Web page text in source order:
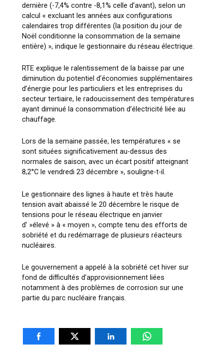
dernière (-7,4% contre -8,1% celle d’avant), selon un
calcul « excluant les années aux configurations
calendaires trop différentes (la position du jour de
Noël conditionne la consommation de la semaine
entière) », indique le gestionnaire du réseau électrique.
RTE explique le ralentissement de la baisse par une
diminution du potentiel d’économies supplémentaires
d’énergie pour les particuliers et les entreprises du
secteur tertiaire, le radoucissement des températures
ayant diminué la consommation d’électricité liée au
chauffage.
Lors de la semaine passée, les températures « se
sont situées significativement au-dessus des
normales de saison, avec un écart positif atteignant
8,2°C le vendredi 23 décembre », souligne-t-il.
Le gestionnaire des lignes à haute et très haute
tension avait abaissé le 20 décembre le risque de
tensions pour le réseau électrique en janvier
d' »élevé » à « moyen », compte tenu des efforts de
sobriété et du redémarrage de plusieurs réacteurs
nucléaires.
Le gouvernement a appelé à la sobriété cet hiver sur
fond de difficultés d’approvisionnement liées
notamment à des problèmes de corrosion sur une
partie du parc nucléaire français.